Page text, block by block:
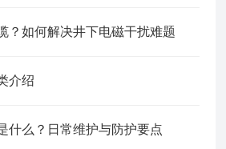
？如何解决井下电磁干扰难题
介绍
什么？日常维护与防护要点